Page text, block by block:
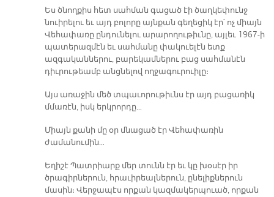
Ես ծնողքիս հետ սահման գացած էի ծաղկեփունջ
նուիրելու եւ այդ բոլորը այնքան գեղեցիկ էր՝ ոչ միայն
Վեհափառը ընդունելու արարողութիւնը, այլեւ 1967-ի
պատերազմէն եւ սահմանը փակուելէն ետք
ազգականներու, բարեկամներու բաց սահմանէն
դիւրութեամբ անցնելով ողջագուրուիլը։
Այս առաջին մեծ տպաւորութիւնս էր այդ բացառիկ
մմառէն, իսկ երկրորդը…
Միայն քանի մը օր մնացած էր Վեհափառին
ժամանումին…
Եղիշէ Պատրիարք մեր տունն էր եւ կը խօսէր իր
ծրագիրներուն, հրաւիրեալներուն, ընելիքներուն
մասին։ Վերջապէս որքան կազմակերպուած, որքան